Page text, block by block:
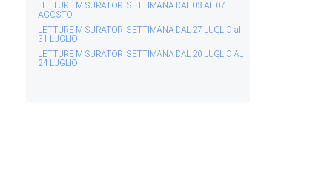
LETTURE MISURATORI SETTIMANA DAL 03 AL 07
AGOSTO
LETTURE MISURATORI SETTIMANA DAL 27 LUGLIO al
31 LUGLIO
LETTURE MISURATORI SETTIMANA DAL 20 LUGLIO AL
24 LUGLIO